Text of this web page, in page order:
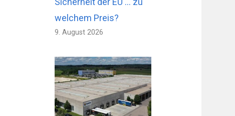
welchem ​​Preis?
9. August 2026